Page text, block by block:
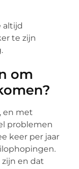
altijd
te zijn
om
en met
problemen
keer per jaar
en dat